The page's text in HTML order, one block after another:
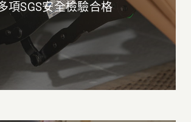
項SGS安全檢驗合格